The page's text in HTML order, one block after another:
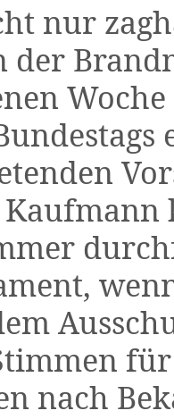
nur
der
nach